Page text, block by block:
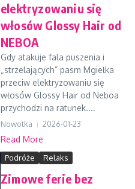
elektryzowaniu się
włosów Glossy Hair od
NEBOA
Gdy atakuje fala puszenia i
„strzelających” pasm Mgiełka
przeciw elektryzowaniu się
włosów Glossy Hair od Neboa
przychodzi na ratunek....
Nowotka 2026-01-23
Read More
Podróże Relaks
Zimowe ferie bez